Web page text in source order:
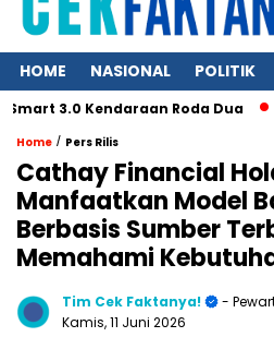
HOME NASIONAL POLITIK
Kendaraan Roda Dua SEG
Home / Pers Rilis
Cathay Financial
Manfaatkan Model
Berbasis Sumber
Memahami
Tim Cek Faktanya!
-
Kamis, 11 Juni 2026